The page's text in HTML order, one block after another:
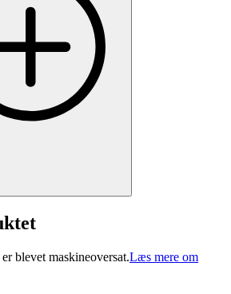
blevet maskineoversat.Læs mere om